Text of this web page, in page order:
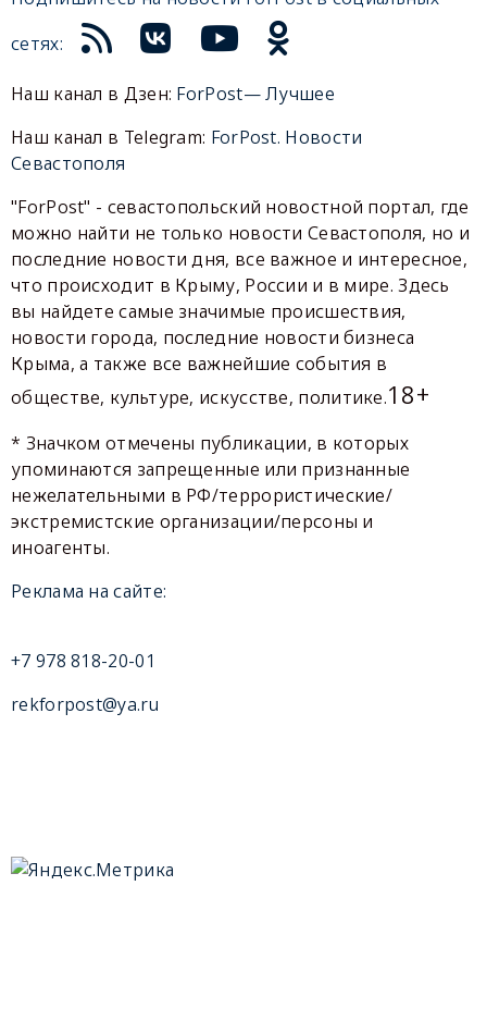
сетях:
Наш канал в Дзен: ForPost— Лучшее
Наш канал в Telegram: ForPost. Новости
Севастополя
"ForPost" - севастопольский новостной портал, где
можно найти не только новости Севастополя, но и
последние новости дня, все важное и интересное,
что происходит в Крыму, России и в мире. Здесь
вы найдете самые значимые происшествия,
новости города, последние новости бизнеса
Крыма, а также все важнейшие события в
обществе, культуре, искусстве, политике.18+
* Значком отмечены публикации, в которых
упоминаются запрещенные или признанные
нежелательными в РФ/террористические/
экстремистские организации/персоны и
иноагенты.
Реклама на сайте:
+7 978 818-20-01
rekforpost@ya.ru